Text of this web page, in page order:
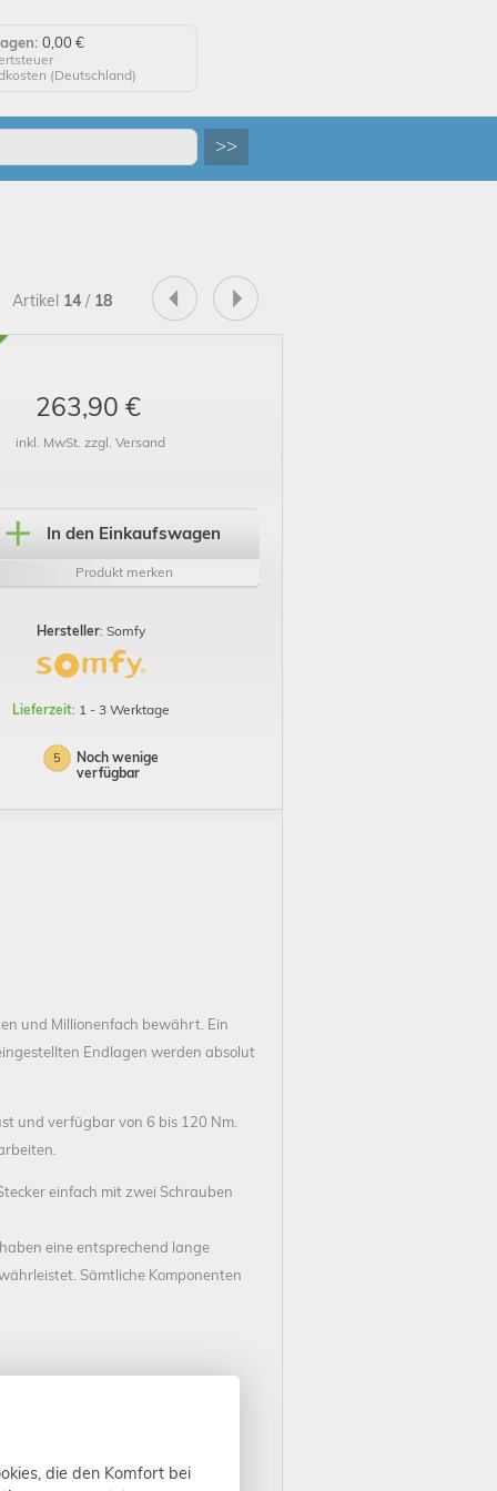
0,00 €
(Deutschland)
anzeigen
auf "Kaufen", um Ihre
Auf Wiedersehen!
>>
Artikel 14 / 18
263,90 €
inkl. MwSt. zzgl. Versand
In den Einkaufswagen
Produkt merken
Hersteller: Somfy
Lieferzeit: 1 - 3 Werktage
5
Noch wenige
verfügbar
und Millionenfach bewährt. Ein
Endlagen werden absolut
und verfügbar von 6 bis 120 Nm.
einfach mit zwei Schrauben
eine entsprechend lange
Sämtliche Komponenten
die den Komfort bei